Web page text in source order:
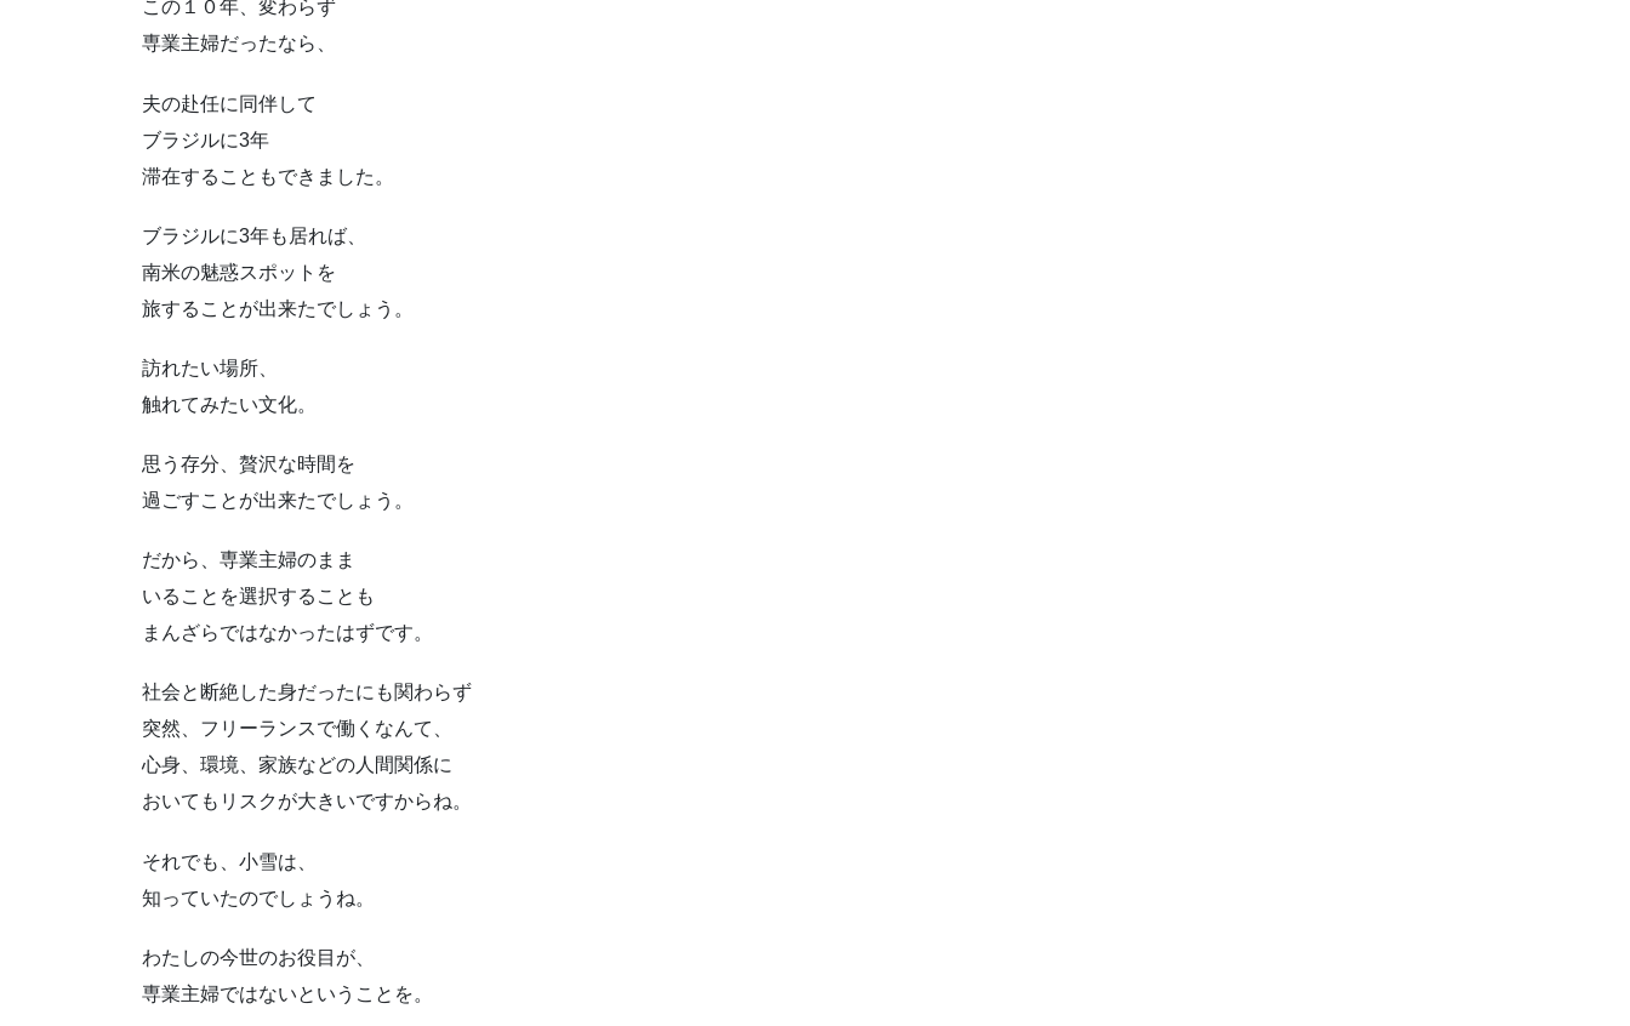
この１０年、変わらず
専業主婦だったなら、
夫の赴任に同伴して
ブラジルに3年
滞在することもできました。
ブラジルに3年も居れば、
南米の魅惑スポットを
旅することが出来たでしょう。
訪れたい場所、
触れてみたい文化。
思う存分、贅沢な時間を
過ごすことが出来たでしょう。
だから、専業主婦のまま
いることを選択することも
まんざらではなかったはずです。
社会と断絶した身だったにも関わらず
突然、フリーランスで働くなんて、
心身、環境、家族などの人間関係に
おいてもリスクが大きいですからね。
それでも、小雪は、
知っていたのでしょうね。
わたしの今世のお役目が、
専業主婦ではないということを。